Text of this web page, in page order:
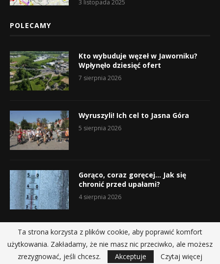
3 listopada 2025
POLECAMY
Kto wybuduje węzeł w Jaworniku?
Wpłynęło dziesięć ofert
7 sierpnia 2026
Wyruszyli! Ich cel to Jasna Góra
5 sierpnia 2026
Gorąco, coraz goręcej… Jak się
chronić przed upałami?
4 sierpnia 2026
@2019 - All Right Reserved.
Ta strona korzysta z plików cookie, aby poprawić komfort
użytkowania. Zakładamy, że nie masz nic przeciwko, ale możesz
zrezygnować, jeśli chcesz.
Akceptuje Czytaj więcej